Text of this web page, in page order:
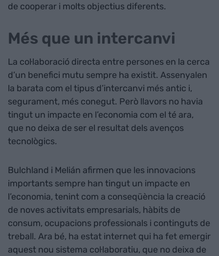
de cooperar i molts objectius diferents.
Més que un intercanvi
La col·laboració directa entre persones en la cerca
d’un benefici mutu sempre ha existit. Assenyalen
la barata com el tipus d’intercanvi més antic i,
segurament, més conegut. Però llavors no havia
tingut un impacte en l’economia com el té ara,
que no deixa de ser el resultat dels avenços
tecnològics.
Bulchland i Melián afirmen que les innovacions
importants sempre han tingut un impacte en
l’economia, tenint com a conseqüència la creació
de noves activitats empresarials, hàbits de
consum, ocupacions professionals i continguts de
treball. Ara bé, ha estat internet qui ha fet emergir
aquest nou sistema col·laboratiu, que no deixa de